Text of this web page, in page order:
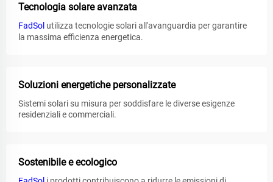
Tecnologia solare avanzata
FadSol utilizza tecnologie solari all'avanguardia per garantire
la massima efficienza energetica.
Soluzioni energetiche personalizzate
Sistemi solari su misura per soddisfare le diverse esigenze
residenziali e commerciali.
Sostenibile e ecologico